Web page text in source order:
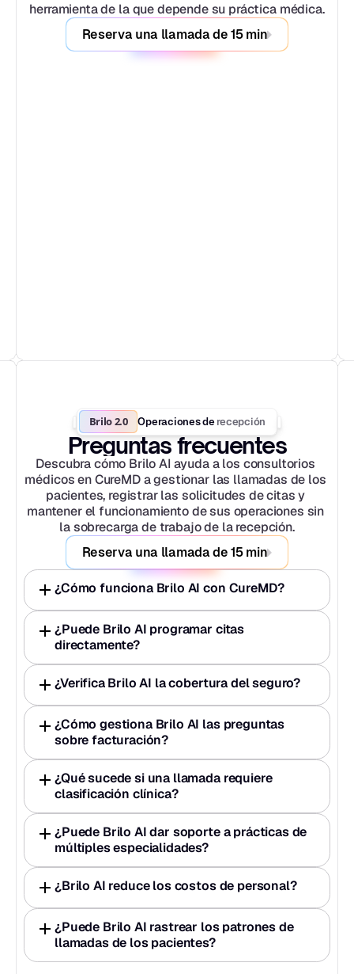
herramienta de la que depende su práctica médica.
Reserva una llamada de 15 min
Brilo 2.0 Operaciones de recepción
Preguntas frecuentes
Descubra cómo Brilo AI ayuda a los consultorios
médicos en CureMD a gestionar las llamadas de los
pacientes, registrar las solicitudes de citas y
mantener el funcionamiento de sus operaciones sin
la sobrecarga de trabajo de la recepción.
Reserva una llamada de 15 min
¿Cómo funciona Brilo AI con CureMD?
¿Puede Brilo AI programar citas
directamente?
¿Verifica Brilo AI la cobertura del seguro?
¿Cómo gestiona Brilo AI las preguntas
sobre facturación?
¿Qué sucede si una llamada requiere
clasificación clínica?
¿Puede Brilo AI dar soporte a prácticas de
múltiples especialidades?
¿Brilo AI reduce los costos de personal?
¿Puede Brilo AI rastrear los patrones de
llamadas de los pacientes?